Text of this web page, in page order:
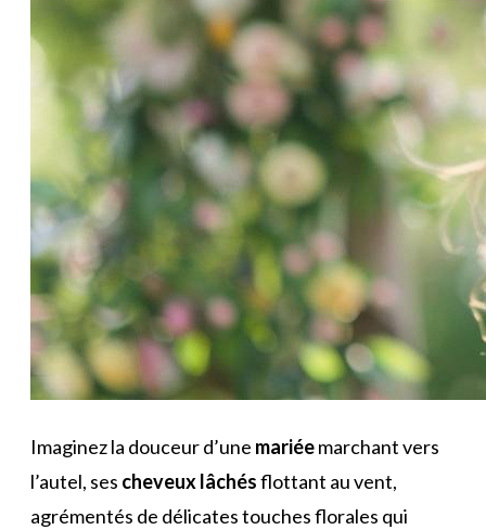
Imaginez la douceur d’une mariéemarchant vers
l’autel, ses cheveuxlâchésflottant au vent,
agrémentés de délicates touches florales qui